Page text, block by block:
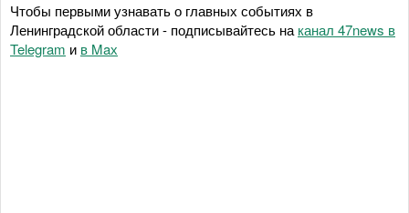
Чтобы первыми узнавать о главных событиях в
Ленинградской области - подписывайтесь на канал 47news в
Telegram и в Maх